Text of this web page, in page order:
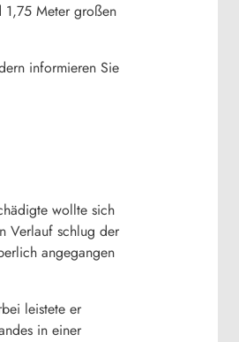
1,75 Meter großen
informieren Sie
wollte sich
Verlauf schlug der
angegangen
leistete er
in einer